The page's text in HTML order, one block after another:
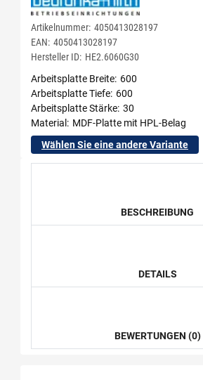
Artikelnummer: 4050413028197
EAN: 4050413028197
Hersteller ID: HE2.6060G30
Arbeitsplatte Breite 600
Arbeitsplatte Tiefe 600
Arbeitsplatte Stärke 30
Material
MDF-Platte mit HPL-Belag
Wählen Sie eine andere Variante
BESCHREIBUNG
DETAILS
BEWERTUNGEN (0)